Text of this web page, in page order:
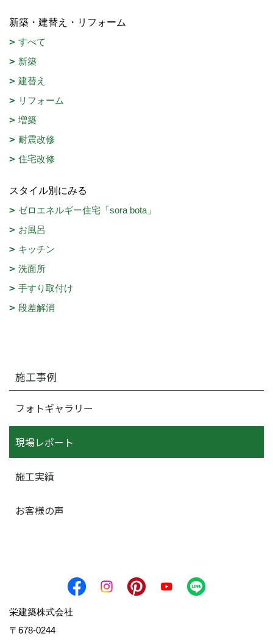
新築・建替え・リフォーム
すべて
新築
建替え
リフォーム
増築
耐震改修
住宅改修
スタイル別にみる
ゼロエネルギー住宅「sora bota」
お風呂
キッチン
洗面所
手すり取付け
段差解消
施工事例
フォトギャラリー
現場レポート
施工実績
お客様の声
栄建築株式会社
〒678-0244